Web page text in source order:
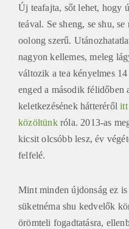
Új teafajta, sőt lehet, hogy
teával. Se sheng, se shu,
oolong szerű.
nagyon kellemes, meleg
változik a tea kényelmes
enged a második félidőben
keletkezésének hátterérőlitt
közöltünkróla. 2013-as
kicsit olcsóbb lesz, év
felfelé.
Mint minden újdonság ez
süketnéma shu kedvelők
örömteli fogadtatásra,